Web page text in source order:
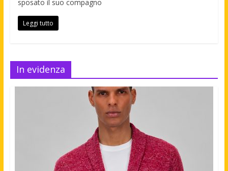
sposato il suo compagno
Leggi tutto
In evidenza